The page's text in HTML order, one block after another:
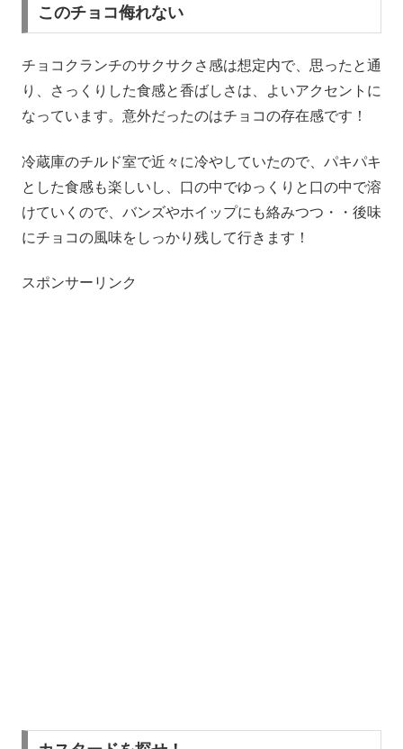
このチョコ侮れない
チョコクランチのサクサクさ感は想定内で、思ったと通
り、さっくりした食感と香ばしさは、よいアクセントに
なっています。意外だったのはチョコの存在感です！
冷蔵庫のチルド室で近々に冷やしていたので、パキパキ
とした食感も楽しいし、口の中でゆっくりと口の中で溶
けていくので、バンズやホイップにも絡みつつ・・後味
にチョコの風味をしっかり残して行きます！
スポンサーリンク